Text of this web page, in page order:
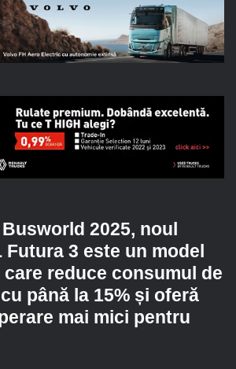
2025, noul
Futura 3 este un model
reduce consumul de
până la 15% și oferă
mai mici pentru